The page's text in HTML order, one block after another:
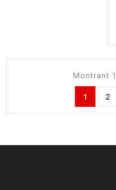
Montrant
1 2